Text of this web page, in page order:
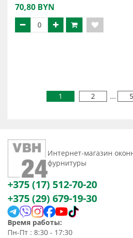
70,80 BYN
1 2 ... 5
Интернет-магазин
фурнитуры
+375 (17) 512-70-20
+375 (29) 679-19-30
Время работы:
Пн-Пт : 8:30 - 17:30